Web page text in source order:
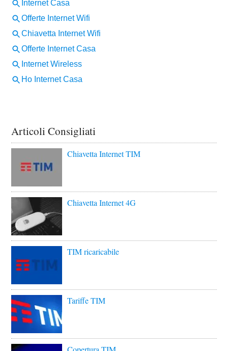
Articoli Consigliati
Chiavetta Internet TIM
Chiavetta Internet 4G
TIM ricaricabile
Tariffe TIM